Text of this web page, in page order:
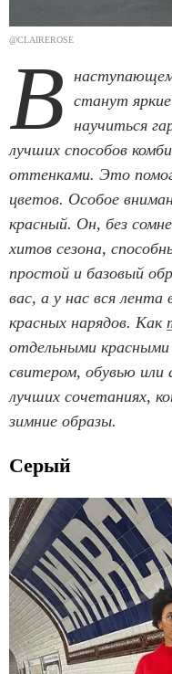
@CLAIREROSE
В станут
научиться
лучших способов
оттенками. Это
цветов. Особое
красный. Он, без
хитов сезона,
простой и базовый
вас, а у нас вся
красных нарядов. Как
отдельными
свитером, обувью или
лучших сочетаниях,
зимние образы.
Серый